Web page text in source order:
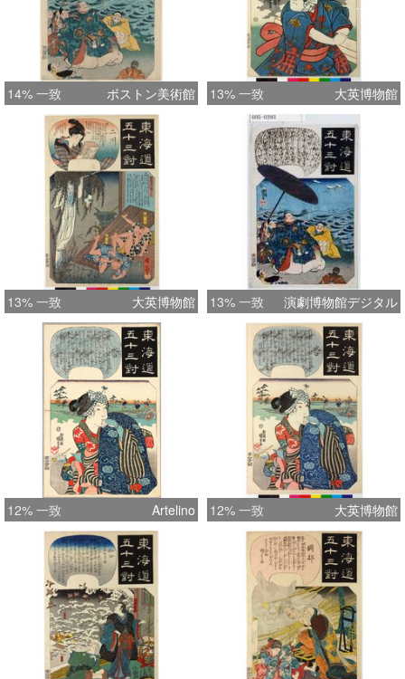
14% 一致 ボストン美術館 13% 一致 大英博物館
13% 一致 大英博物館 13% 一致 演劇博物館デジタル
12% 一致 Artelino 12% 一致 大英博物館